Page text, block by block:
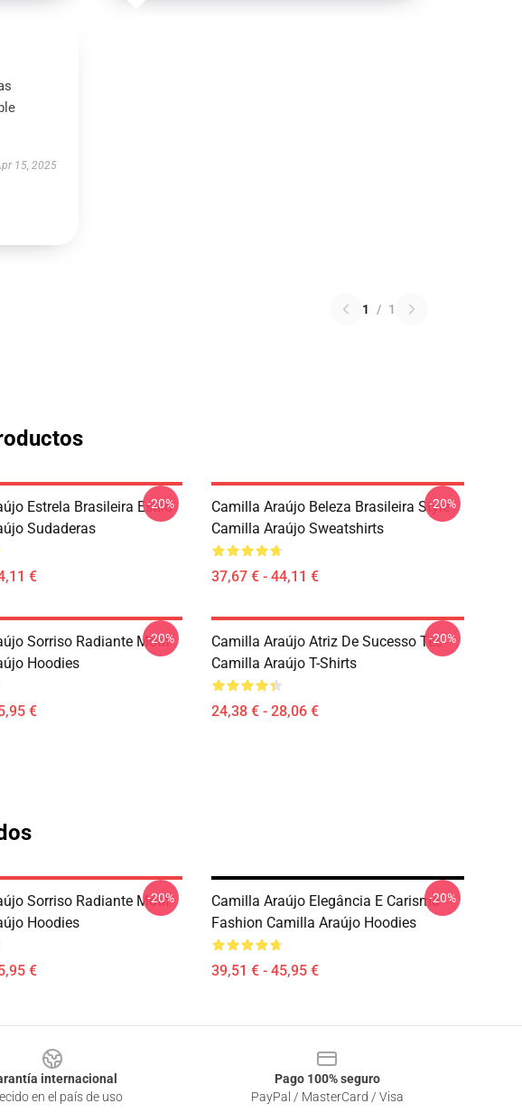
15, 2025
1 / 1
Estrela Brasileira Estilo
Sudaderas
€
-20%
Camilla Araújo Beleza Brasileira Style
Camilla Araújo Sweatshirts
37,67 € - 44,11 €
-20%
Sorriso Radiante Motif
Hoodies
€
-20%
Camilla Araújo Atriz De Sucesso Tee
Camilla Araújo T-Shirts
24,38 € - 28,06 €
-20%
Sorriso Radiante Motif
Hoodies
€
-20%
Camilla Araújo Elegância E Carisma
Fashion Camilla Araújo Hoodies
39,51 € - 45,95 €
-20%
internacional
en el país de uso
Pago 100% seguro
PayPal / MasterCard / Visa